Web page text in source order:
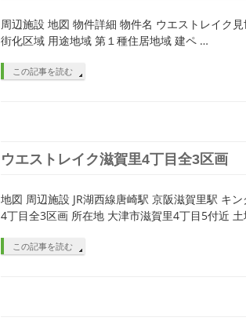
周辺施設 地図 物件詳細 物件名 ウエストレイク
街化区域 用途地域 第１種住居地域 建ペ …
この記事を読む
ウエストレイク滋賀里4丁目全3区画
地図 周辺施設 JR湖西線唐崎駅 京阪滋賀里駅 キ
4丁目全3区画 所在地 大津市滋賀里4丁目5付近
この記事を読む